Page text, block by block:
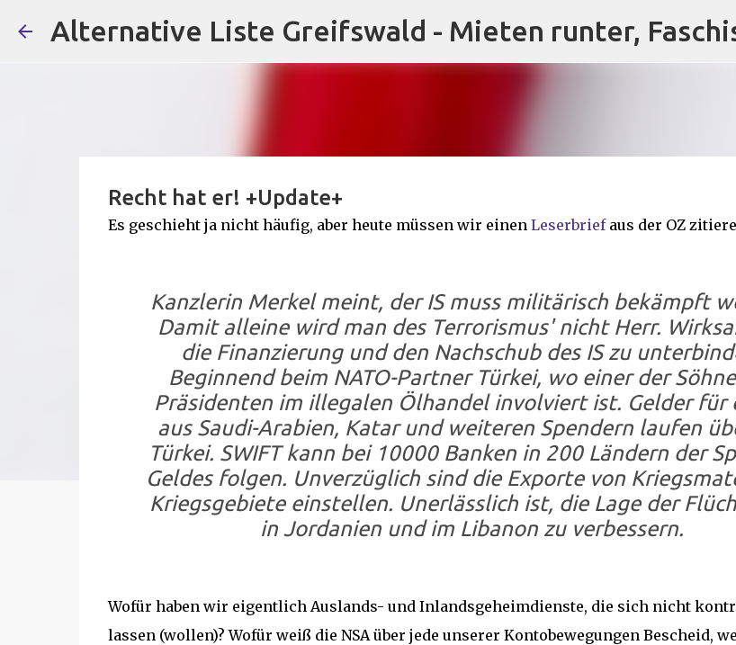
Direkt zum Hauptbereich
Alternative Liste Greifswald - Mieten runter,
Recht hat er! +Update+
Es geschieht ja nicht häufig, aber heute müssen wir einen Leserbrief aus der OZ
Kanzlerin Merkel meint, der IS muss militärisch bekämpft
Damit alleine wird man des Terrorismus' nicht Herr.
die Finanzierung und den Nachschub des IS zu
Beginnend beim NATO-Partner Türkei, wo einer der
Präsidenten im illegalen Ölhandel involviert ist. Gelder für
aus Saudi-Arabien, Katar und weiteren Spendern laufen
Türkei. SWIFT kann bei 10000 Banken in 200 Ländern der
Geldes folgen. Unverzüglich sind die Exporte von
Kriegsgebiete einstellen. Unerlässlich ist, die Lage der
in Jordanien und im Libanon zu verbessern.
Wofür haben wir eigentlich Auslands- und Inlandsgeheimdienste, die sich nicht
lassen (wollen)? Wofür weiß die NSA über jede unserer Kontobewegungen Bescheid,